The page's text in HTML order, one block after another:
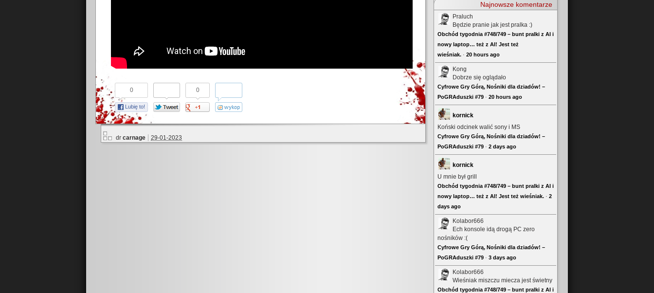
0
Lubię to!
0
dr carnage 29-01-2023
Najnowsze komentarze
Praluch
Będzie pranie jak jest pralka :)
Obchód tygodnia #748/749 – bunt pralki z AI i
nowy laptop… też z AI! Jest też
wieśniak. · 20 hours ago
Kong
Dobrze się oglądało
Cyfrowe Gry Górą, Nośniki dla dziadów! –
PoGRAduszki #79 · 20 hours ago
kornick
Koński odcinek walić sony i MS
Cyfrowe Gry Górą, Nośniki dla dziadów! –
PoGRAduszki #79 · 2 days ago
kornick
U mnie był grill
Obchód tygodnia #748/749 – bunt pralki z AI i
nowy laptop… też z AI! Jest też wieśniak. · 2
days ago
Kolabor666
Ech konsole idą drogą PC zero
nośników :(
Cyfrowe Gry Górą, Nośniki dla dziadów! –
PoGRAduszki #79 · 3 days ago
Kolabor666
Wieśniak miszczu miecza jest świetny
Obchód tygodnia #748/749 – bunt pralki z AI i